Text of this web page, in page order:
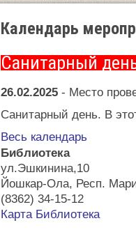
Календарь
Санитарный
26.02.2025 - Место
Санитарный день. В
Весь календарь
Библиотека
ул.Эшкинина,10
Йошкар-Ола, Респ.
(8362) 34-15-12
Карта Библиотека